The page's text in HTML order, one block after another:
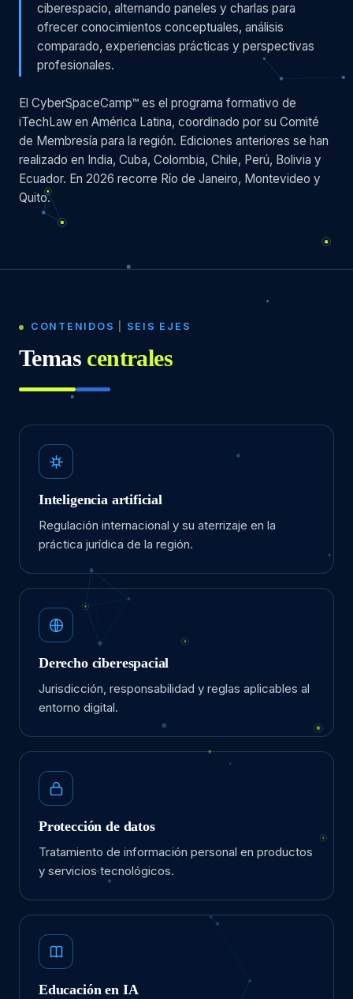
ciberespacio, alternando paneles y charlas para
ofrecer conocimientos conceptuales, análisis
comparado, experiencias prácticas y perspectivas
profesionales.
El CyberSpaceCamp™ es el programa formativo de
iTechLaw en América Latina, coordinado por su Comité
de Membresía para la región. Ediciones anteriores se han
realizado en India, Cuba, Colombia, Chile, Perú, Bolivia y
Ecuador. En 2026 recorre Río de Janeiro, Montevideo y
Quito.
CONTENIDOS SEIS EJES
Temas centrales
Inteligencia artificial
Regulación internacional y su aterrizaje en la
práctica jurídica de la región.
Derecho ciberespacial
Jurisdicción, responsabilidad y reglas aplicables al
entorno digital.
Protección de datos
Tratamiento de información personal en productos
y servicios tecnológicos.
Educación en IA